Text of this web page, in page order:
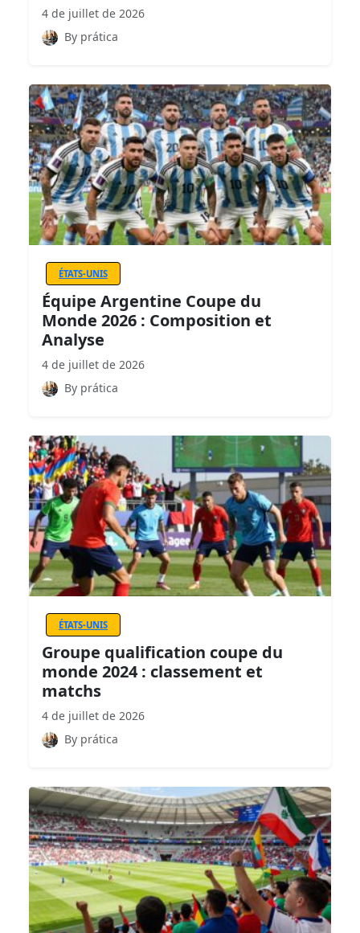
4 de juillet de 2026
By prática
ÉTATS-UNIS
Équipe Argentine Coupe du
Monde 2026 : Composition et
Analyse
4 de juillet de 2026
By prática
ÉTATS-UNIS
Groupe qualification coupe du
monde 2024 : classement et
matchs
4 de juillet de 2026
By prática